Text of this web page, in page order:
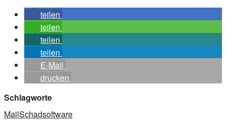
teilen
teilen
teilen
teilen
E-Mail
drucken
Schlagworte
MailSchadsoftware